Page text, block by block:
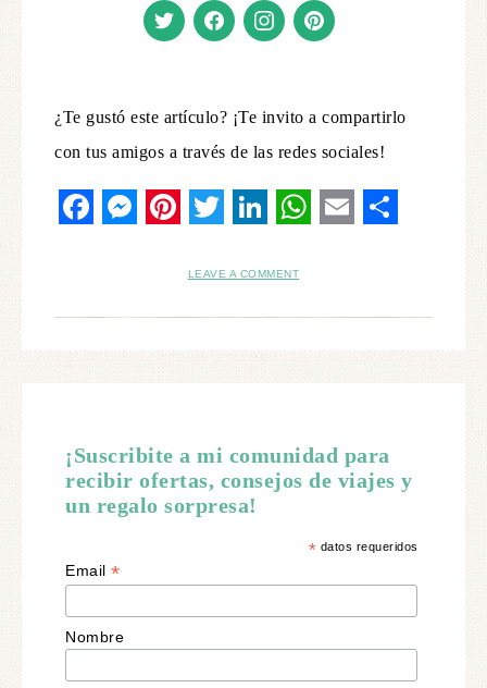
¿Te gustó este artículo? ¡Te invito a compartirlo
con tus amigos a través de las redes sociales!
LEAVE A COMMENT
¡Suscribite a mi comunidad para
recibir ofertas, consejos de viajes y
un regalo sorpresa!
* datos requeridos
Email*
Nombre